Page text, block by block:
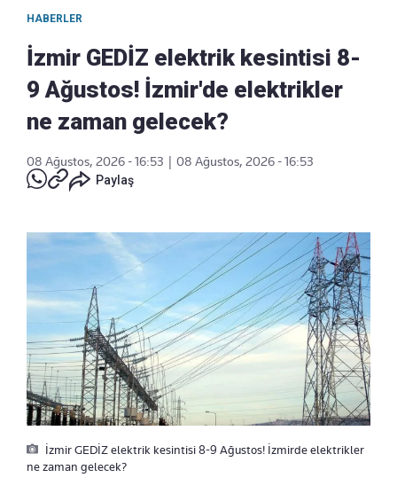
HABERLER
İzmir GEDİZ elektrik kesintisi 8-
9 Ağustos! İzmir'de elektrikler
ne zaman gelecek?
08 Ağustos, 2026 - 16:53
08 Ağustos, 2026 - 16:53
Paylaş
İzmir GEDİZ elektrik kesintisi 8-9 Ağustos! İzmirde elektrikler
ne zaman gelecek?